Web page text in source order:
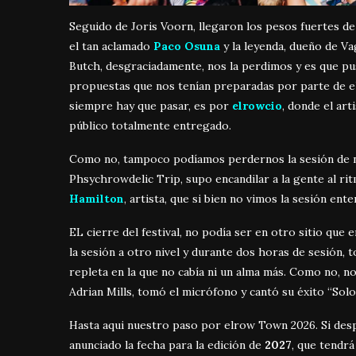
Seguido de Joris Voorn, llegaron los pesos fuertes
el tan aclamado Paco Osuna y la leyenda, dueño de
Butch, desgraciadamente, nos la perdimos y es que
propuestas que nos tenían preparadas por parte de
siempre hay que pasar, es por elrowcio, donde el
público totalmente entregado.
Como no, tampoco podíamos perdernos la sesión
Phsychrowdelic Trip, supo encandilar a la gente al
Hamilton, artista, que si bien no vimos la sesión
EL cierre del festival, no podía ser en otro sitio que
la sesión a otro nivel y durante dos horas de sesión,
repleta en la que no cabía ni un alma más. Como no,
Adrian Mills, tomó el micrófono y cantó su éxito
Hasta aqui nuestro paso por elrow Town 2026. Si
anunciado la fecha para la edición de 2027, que